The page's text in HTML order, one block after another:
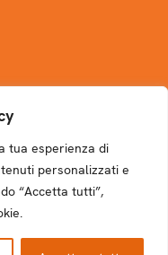
tua esperienza di
personalizzati e
“Accetta tutti”,